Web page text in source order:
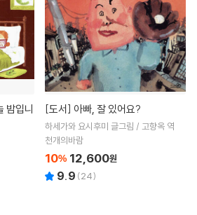
[도서] 아빠, 잘 있어요?
하세가와 요시후미 글그림 / 고향옥 역
천개의바람
10% 12,600원
9.9 (24)